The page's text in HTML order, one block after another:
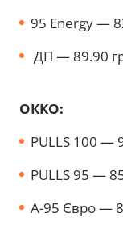
95 Energy —
ДП — 89.90
ОККО:
PULLS 100 —
PULLS 95 —
A-95 Євро —